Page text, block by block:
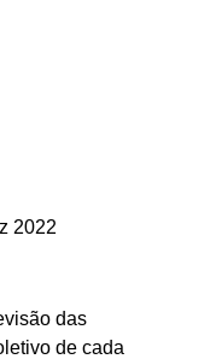
2022
das
de cada